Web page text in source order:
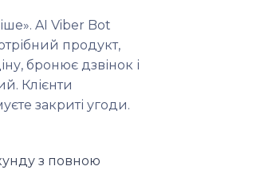
AI Viber Bot
продукт,
бронює дзвінок і
Клієнти
закриті угоди.
з повною